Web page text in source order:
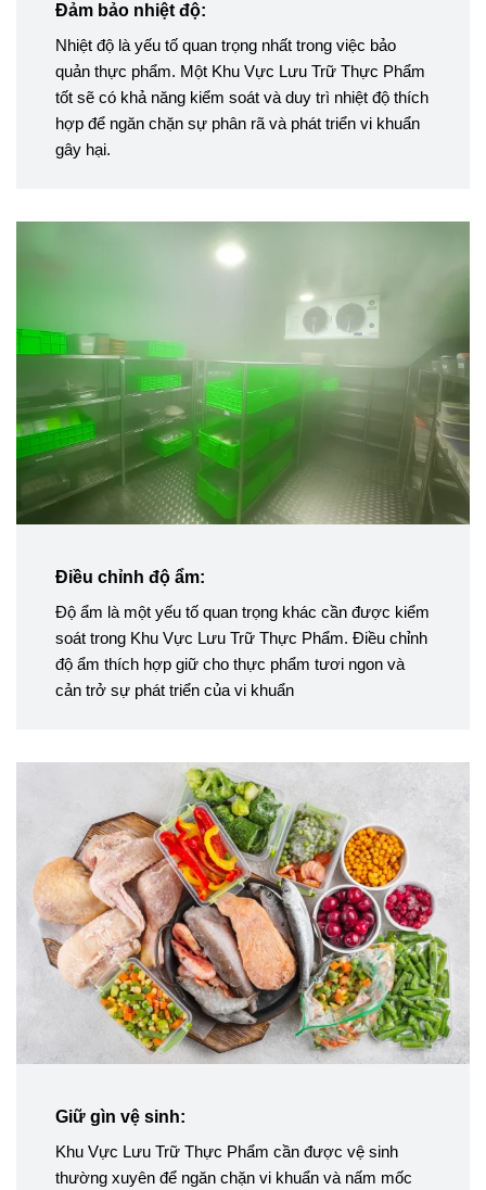
Đảm bảo nhiệt độ:
Nhiệt độ là yếu tố quan trọng nhất trong việc bảo
quản thực phẩm. Một Khu Vực Lưu Trữ Thực Phẩm
tốt sẽ có khả năng kiểm soát và duy trì nhiệt độ thích
hợp để ngăn chặn sự phân rã và phát triển vi khuẩn
gây hại.
Điều chỉnh độ ẩm:
Độ ẩm là một yếu tố quan trọng khác cần được kiểm
soát trong Khu Vực Lưu Trữ Thực Phẩm. Điều chỉnh
độ ẩm thích hợp giữ cho thực phẩm tươi ngon và
cản trở sự phát triển của vi khuẩn
Giữ gìn vệ sinh:
Khu Vực Lưu Trữ Thực Phẩm cần được vệ sinh
thường xuyên để ngăn chặn vi khuẩn và nấm mốc